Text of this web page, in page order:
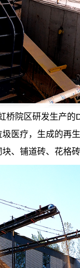
桥院区研发生产
疗，生成的再生
、铺道砖、花格砖